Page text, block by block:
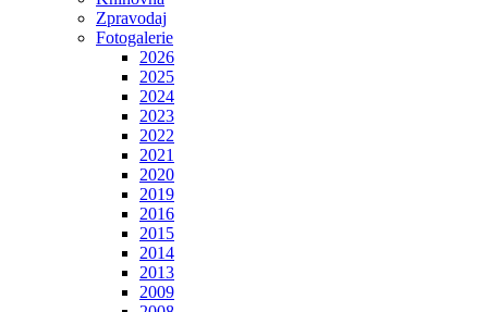
Zpravodaj
Fotogalerie
2026
2025
2024
2023
2022
2021
2020
2019
2016
2015
2014
2013
2009